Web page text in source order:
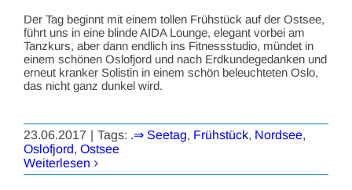
Der Tag beginnt mit einem tollen Frühstück auf der Ostsee,
führt uns in eine blinde AIDA Lounge, elegant vorbei am
Tanzkurs, aber dann endlich ins Fitnessstudio, mündet in
einem schönen Oslofjord und nach Erdkundegedanken und
erneut kranker Solistin in einem schön beleuchteten Oslo,
das nicht ganz dunkel wird.
23.06.2017 | Tags: .⇒ Seetag, Frühstück, Nordsee,
Oslofjord, Ostsee
Weiterlesen